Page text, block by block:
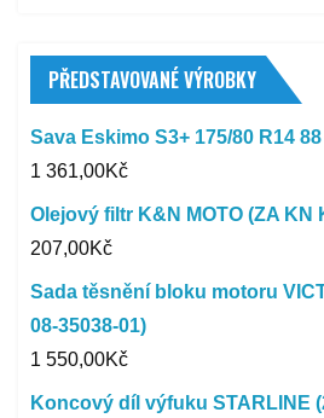
PŘEDSTAVOVANÉ VÝROBKY
Sava Eskimo S3+ 175/80 R14
1 361,00Kč
Olejový filtr K&N MOTO (ZA KN
207,00Kč
Sada těsnění bloku motoru
08-35038-01)
1 550,00Kč
Koncový díl výfuku STARLINE